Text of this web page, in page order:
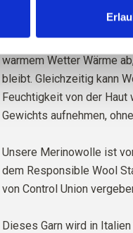
Merinowolle hat viele
ist
unseren Körper bei
warmem Wetter Wärme
bleibt. Gleichzeitig kann
Feuchtigkeit von der Haut
Gewichts aufnehmen,
Unsere Merinowolle ist
dem Responsible Wool
von Control Union
Dieses Garn wird in